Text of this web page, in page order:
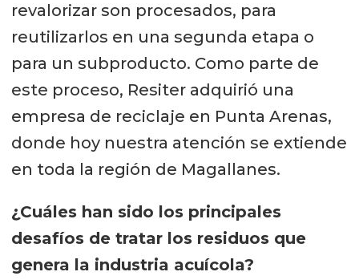
revalorizar son procesados, para
reutilizarlos en una segunda etapa o
para un subproducto. Como parte de
este proceso, Resiter adquirió una
empresa de reciclaje en Punta Arenas,
donde hoy nuestra atención se extiende
en toda la región de Magallanes.
¿Cuáles han sido los principales
desafíos de tratar los residuos que
genera la industria acuícola?